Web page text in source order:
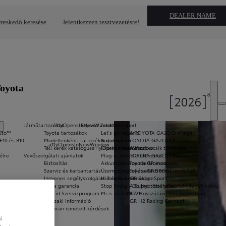
keresése Jelentkezzen tesztvezetésre!
DEALER NAME
a11yOpensInNewWindow
Járműtartozékok
Toyota tartozékok
Modellenkénti tartozék katalógusok
Téli kerék katalógusa11yOpensInNewWindow
Vevőszolgálati ajánlatok
Biztosítás
Szerviz és karbantartás
Ingyenes segélyszolgálat 3 év után is
Extra garancia
Hybrid Szervizprogram
Műszaki információ
Gyakran ismételt kérdések
Beyond Zero
Let's go beyond
Beyond Zero
Hibrid elektromos
Plug-in hibrid elektromos
Akkumulátoros elektromos
Üzemanyagcellás elektromos
Hidrogén technológia
Stop Smog - Go Hybrida11yOpensInNewWindow
Mi is az a WLTP?
és B10
a11yOpensInNewWindow
Motorsport
A TOYOTA GAZOO világa
TOYOTA GAZOO Racing
A sportkocsik története
TOYOTA GAZOO Racing WRC
Toyota GR modellek
Toyota GR SPORT modellek
GR Super Sport
A Supra története
FIA Hosszútávú Világbajnokság
GR H2 Racing Concept